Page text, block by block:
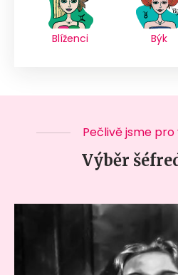
Blíženci Býk
Pečlivě jsme
Výběr